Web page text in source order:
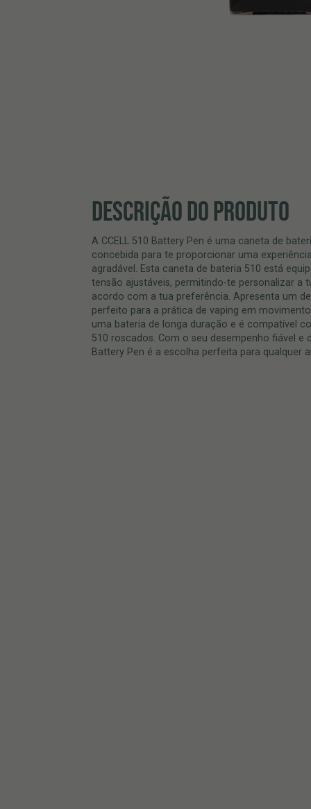
DESCRIÇÃO DO PRODUTO
A CCELL 510 Battery Pen é uma caneta de
concebida para te proporcionar uma
agradável. Esta caneta de bateria 510 está
tensão ajustáveis, permitindo-te personalizar a
acordo com a tua preferência. Apresenta um
perfeito para a prática de vaping em
uma bateria de longa duração e é compatível
510 roscados. Com o seu desempenho fiável e
Battery Pen é a escolha perfeita para qualquer